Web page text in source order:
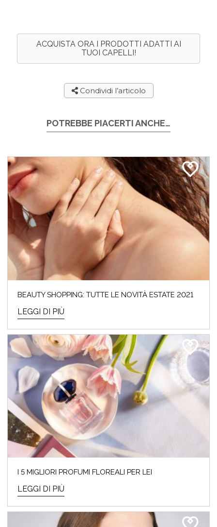
ACQUISTA ORA I PRODOTTI ADATTI AI
TUOI CAPELLI!
Condividi l’articolo
POTREBBE PIACERTI ANCHE…
BEAUTY SHOPPING: TUTTE LE NOVITÀ ESTATE 2021
LEGGI DI PIÙ
I 5 MIGLIORI PROFUMI FLOREALI PER LEI
LEGGI DI PIÙ